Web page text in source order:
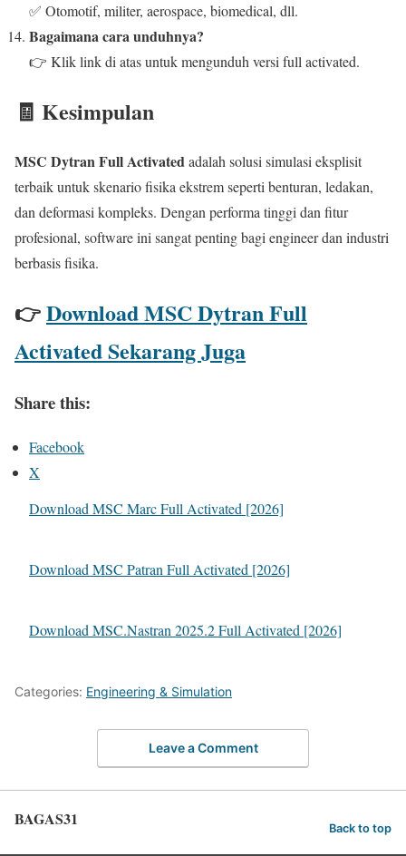
✅ Otomotif, militer, aerospace, biomedical, dll.
Bagaimana cara unduhnya?
👉 Klik link di atas untuk mengunduh versi full activated.
🧾 Kesimpulan
MSC Dytran Full Activatedadalah solusi simulasi eksplisit
terbaik untuk skenario fisika ekstrem seperti benturan, ledakan,
dan deformasi kompleks. Dengan performa tinggi dan fitur
profesional, software ini sangat penting bagi engineer dan industri
berbasis fisika.
👉Download MSC Dytran Full
Activated Sekarang Juga
Share this:
Facebook
X
Download MSC Marc Full Activated [2026]
Download MSC Patran Full Activated [2026]
Download MSC.Nastran 2025.2 Full Activated [2026]
Categories: Engineering & Simulation
Leave a Comment
BAGAS31 Back to top